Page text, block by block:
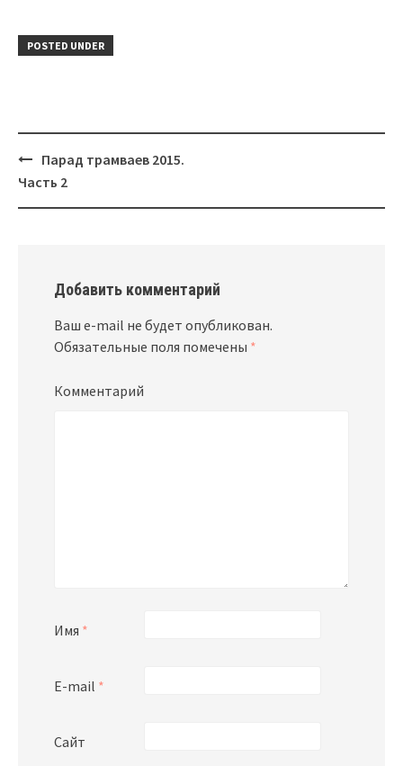
POSTED UNDER
Post
navigation
Парад трамваев 2015.
Часть 2
Добавить комментарий
Ваш e-mail не будет опубликован.
Обязательные поля помечены *
Комментарий
Имя *
E-mail *
Сайт